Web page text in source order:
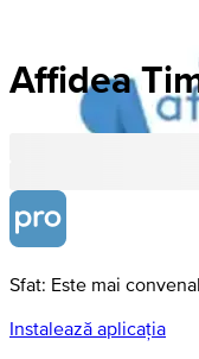
Affidea
Sfat: Este mai
Instalează aplicația